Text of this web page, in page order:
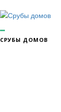
СРУБЫ ДОМОВ